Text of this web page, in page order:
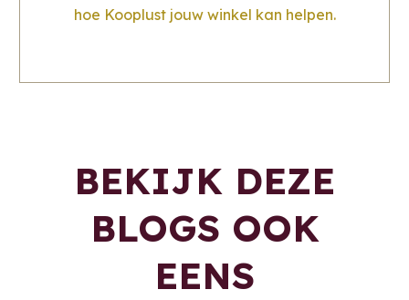
hoe Kooplust jouw winkel kan helpen.
BEKIJK DEZE
BLOGS OOK
EENS